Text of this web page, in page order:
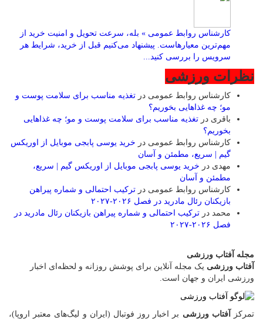
کارشناس روابط عمومی » بله، سرعت تحویل و امنیت خرید از
مهم‌ترین معیارهاست. پیشنهاد می‌کنیم قبل از خرید، شرایط هر
سرویس را بررسی کنید...
نظرات ورزشی
کارشناس روابط عمومی در تغذیه مناسب برای سلامت پوست و
مو؛ چه غذاهایی بخوریم؟
باقری در تغذیه مناسب برای سلامت پوست و مو؛ چه غذاهایی
بخوریم؟
کارشناس روابط عمومی در خرید یوسی پابجی موبایل از اوریکس
گیم | سریع، مطمئن و آسان
مهدی در خرید یوسی پابجی موبایل از اوریکس گیم | سریع،
مطمئن و آسان
کارشناس روابط عمومی در ترکیب احتمالی و شماره پیراهن
بازیکنان رئال مادرید در فصل ۲۰۲۶-۲۰۲۷
محمد در ترکیب احتمالی و شماره پیراهن بازیکنان رئال مادرید در
فصل ۲۰۲۶-۲۰۲۷
مجله آفتاب ورزشی
آفتاب ورزشی یک مجله آنلاین برای پوشش روزانه و لحظه‌ای اخبار
ورزشی ایران و جهان است.
تمرکز آفتاب ورزشی بر اخبار روز فوتبال (ایران و لیگ‌های معتبر اروپا)،